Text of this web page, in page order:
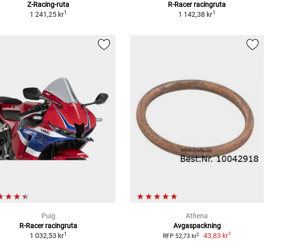
Z-Racing-ruta
1 241,25 kr1
R-Racer racingruta
1 142,38 kr1
Puig
R-Racer racingruta
1 032,53 kr1
Athena
Avgaspackning
RFP 52,73 kr2 43,83 kr1